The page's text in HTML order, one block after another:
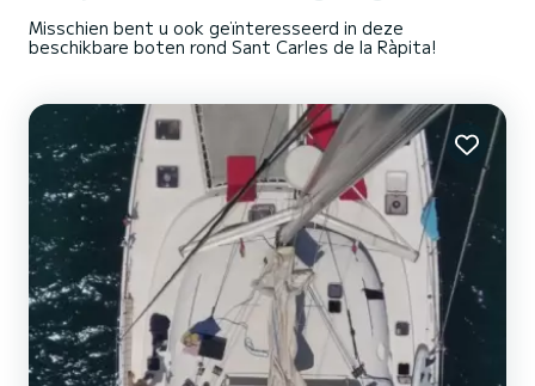
Misschien bent u ook geïnteresseerd in deze
beschikbare boten rond Sant Carles de la Ràpita!